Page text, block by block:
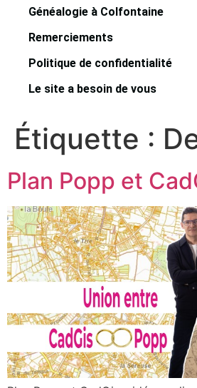
Généalogie à Colfontaine
Remerciements
Politique de confidentialité
Le site a besoin de vous
Étiquette :
Plan Popp et